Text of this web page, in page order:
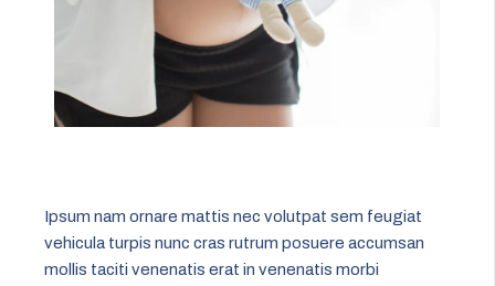
Ipsum nam ornare mattis nec volutpat sem feugiat
vehicula turpis nunc cras rutrum posuere accumsan
mollis taciti venenatis erat in venenatis morbi